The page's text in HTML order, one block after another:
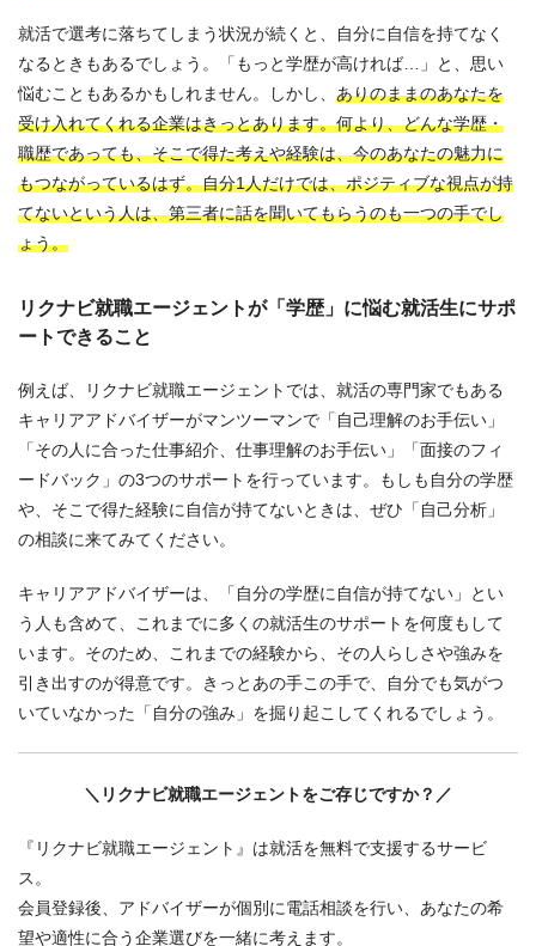
就活で選考に落ちてしまう状況が続くと、自分に自信を持てなく
なるときもあるでしょう。「もっと学歴が高ければ…」と、思い
悩むこともあるかもしれません。しかし、 ありのままのあなたを
受け入れてくれる企業はきっとあります。何より、どんな学歴・
職歴であっても、そこで得た考えや経験は、今のあなたの魅力に
もつながっているはず。自分1人だけでは、ポジティブな視点が持
てないという人は、第三者に話を聞いてもらうのも一つの手でし
ょう。
リクナビ就職エージェントが「学歴」に悩む就活生にサポ
ートできること
例えば、リクナビ就職エージェントでは、就活の専門家でもある
キャリアアドバイザーがマンツーマンで「自己理解のお手伝い」
「その人に合った仕事紹介、仕事理解のお手伝い」「面接のフィ
ードバック」の3つのサポートを行っています。もしも自分の学歴
や、そこで得た経験に自信が持てないときは、ぜひ「自己分析」
の相談に来てみてください。
キャリアアドバイザーは、「自分の学歴に自信が持てない」とい
う人も含めて、これまでに多くの就活生のサポートを何度もして
います。そのため、これまでの経験から、その人らしさや強みを
引き出すのが得意です。きっとあの手この手で、自分でも気がつ
いていなかった「自分の強み」を掘り起こしてくれるでしょう。
＼リクナビ就職エージェントをご存じですか？／
『リクナビ就職エージェント』は就活を無料で支援するサービ
ス。
会員登録後、アドバイザーが個別に電話相談を行い、あなたの希
望や適性に合う企業選びを一緒に考えます。